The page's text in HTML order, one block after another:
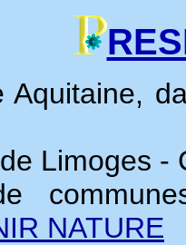
Aquitaine,
Limoges -
NATURE